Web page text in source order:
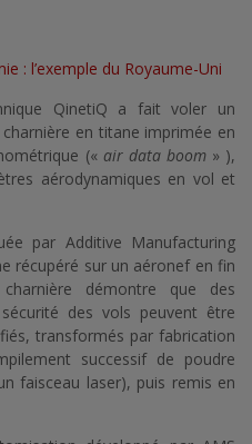
: l’exemple du Royaume-Uni
QinetiQ a fait voler un
charnière en titane imprimée en
(« air data boom» ),
aérodynamiques en vol et
par Additive Manufacturing
récupéré sur un aéronef en fin
démontre que des
des vols peuvent être
transformés par fabrication
successif de poudre
faisceau laser), puis remis en